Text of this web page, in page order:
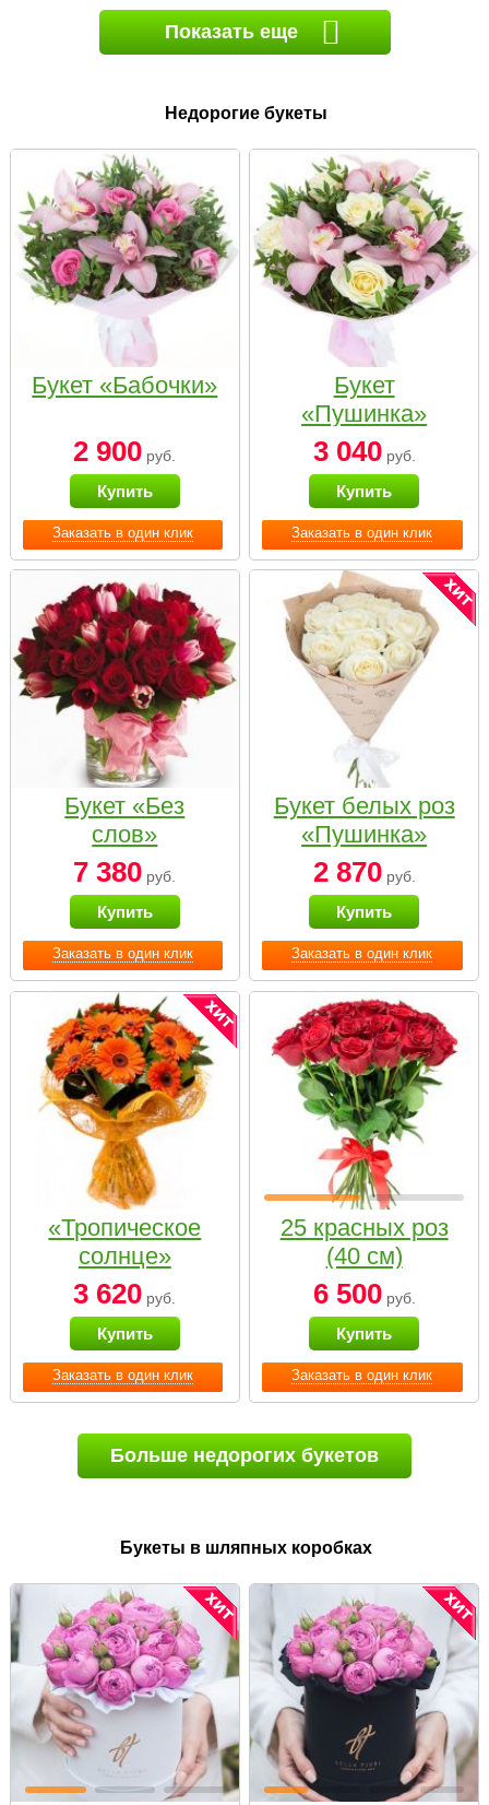
Показать еще
Недорогие букеты
Заказать в один клик
Букет «Бабочки»
2 900 руб.
Купить
Заказать в один клик
Букет
«Пушинка»
3 040руб.
Купить
Заказать в один клик
Букет «Без
слов»
7 380 руб.
Купить
Заказать в один клик
Букет белых роз
«Пушинка»
2 870руб.
Купить
Заказать в один клик
«Тропическое
солнце»
3 620 руб.
Купить
Заказать в один клик
25 красных роз
(40 см)
6 500руб.
Купить
Больше недорогих букетов
Букеты в шляпных коробках